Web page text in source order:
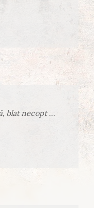
blat necopt …